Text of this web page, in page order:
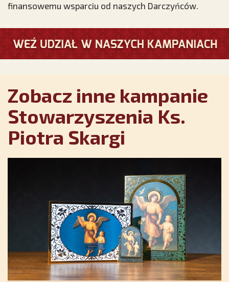
finansowemu wsparciu od naszych Darczyńców.
Zobacz inne kampanie
Stowarzyszenia Ks.
Piotra Skargi